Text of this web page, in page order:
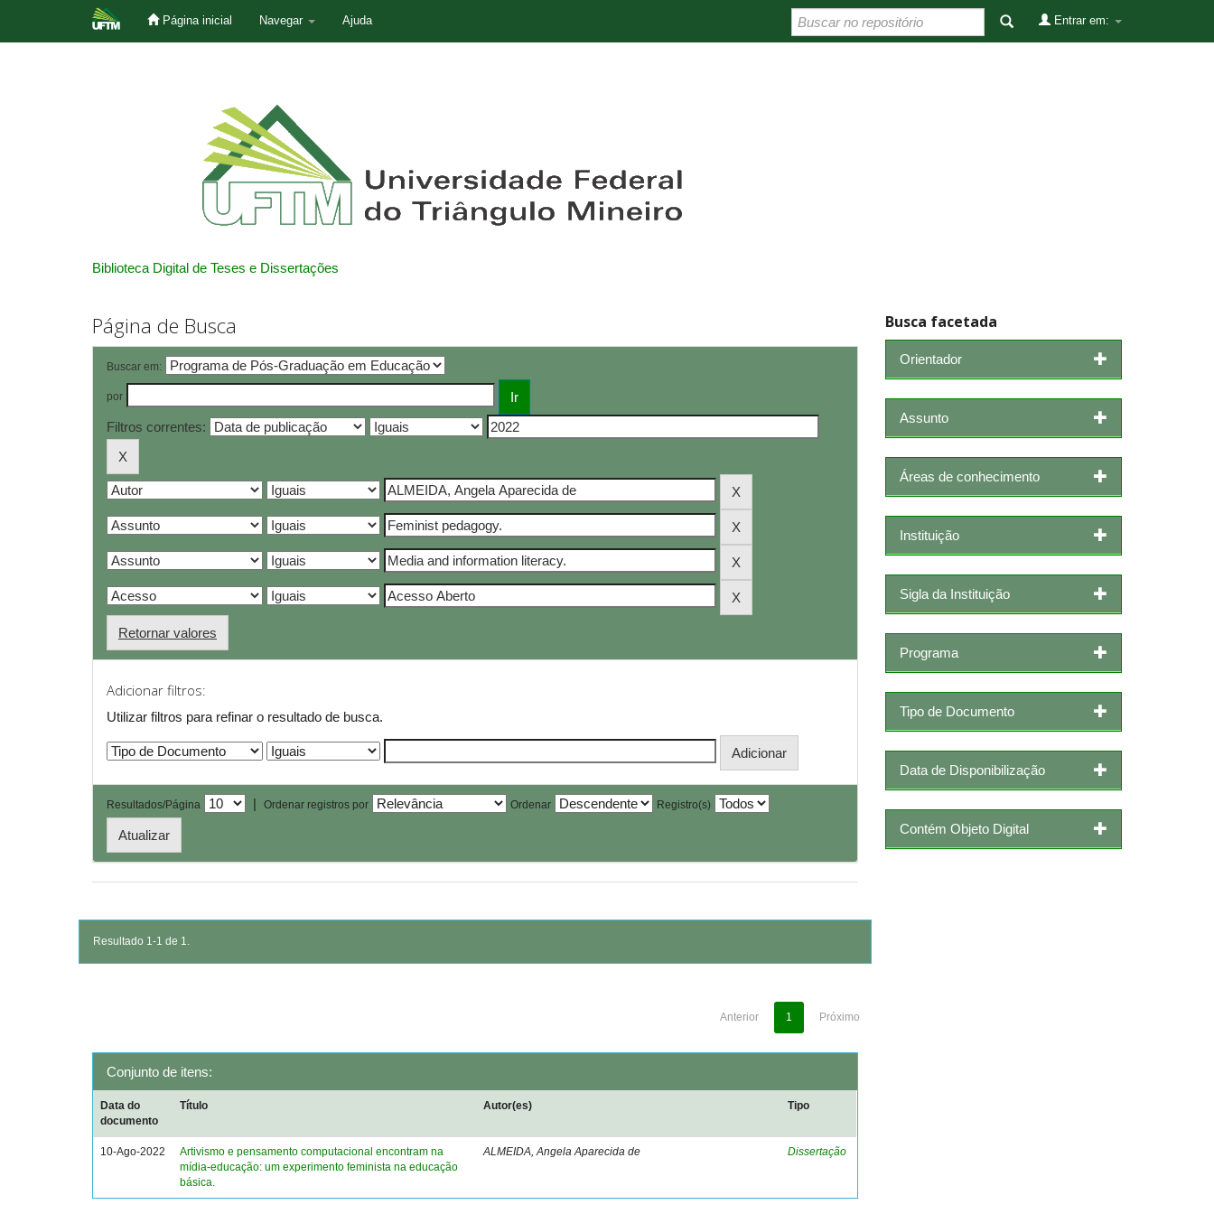
Página inicial Navegar Ajuda Entrar em:
Biblioteca Digital de Teses e Dissertações
Página de Busca
Buscar em:
por
Filtros correntes:
Retornar valores
Adicionar filtros:
Utilizar filtros para refinar o resultado de busca.
Resultados/Página | Ordenar registros por Ordenar Registro(s)
Resultado 1-1 de 1.
Anterior 1 Próximo
Conjunto de itens:
Data do
documento
Título Autor(es) Tipo
10-Ago-2022
Artivismo e pensamento computacional encontram na
mídia-educação: um experimento feminista na educação
básica.
ALMEIDA, Angela Aparecida de Dissertação
Busca facetada
Orientador
Assunto
Áreas de conhecimento
Instituição
Sigla da Instituição
Programa
Tipo de Documento
Data de Disponibilização
Contém Objeto Digital